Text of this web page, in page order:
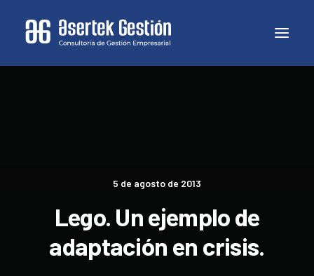
5 de agosto de 2013
Lego. Un ejemplo de
adaptación en crisis.